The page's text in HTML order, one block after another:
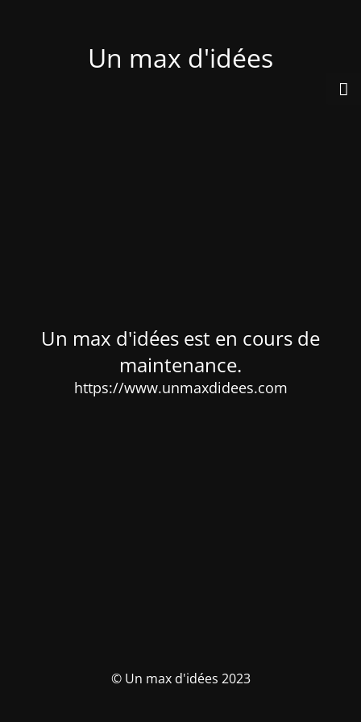
Un max d'idées
Un max d'idées est en cours de
maintenance.
https://www.unmaxdidees.com
© Un max d'idées 2023